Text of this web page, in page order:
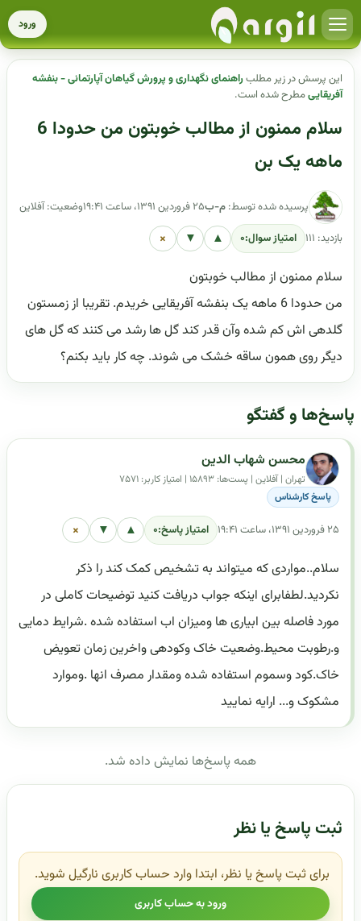
ورود
این پرسش در زیر مطلبراهنمای نگهداری و پرورش گیاهان آپارتمانی - بنفشه
آفریقاییمطرح شده است.
سلام ممنون از مطالب خوبتون من حدودا 6
ماهه یک بن
پرسیده شده توسط: م-ب۲۵ فروردین ۱۳۹۱، ساعت ۱۹:۴۱
وضعیت: آفلاین
بازدید: ۱۱۱
امتیاز سوال:۰ ▲
▼
×
سلام ممنون از مطالب خوبتون
من حدودا 6 ماهه یک بنفشه آفریقایی خریدم. تقریبا از زمستون
گلدهی اش کم شده وآن قدر کند گل ها رشد می کنند که گل های
دیگر روی همون ساقه خشک می شوند. چه کار باید بکنم؟
پاسخ‌ها و گفتگو
محسن شهاب الدین
تهران | آفلاین | پست‌ها: ۱۵۸۹۳ | امتیاز کاربر: ۷۵۷۱
پاسخ کارشناس
۲۵ فروردین ۱۳۹۱، ساعت ۱۹:۴۱ امتیاز پاسخ:۰ ▲
▼
×
سلام..مواردی که میتواند به تشخیص کمک کند را ذکر
نکردید.لطفابرای اینکه جواب دریافت کنید توضیحات کاملی در
مورد فاصله بین ابیاری ها ومیزان اب استفاده شده .شرایط دمایی
و.رطوبت محیط.وضعیت خاک وکودهی واخرین زمان تعویض
خاک.کود وسموم استفاده شده ومقدار مصرف انها .وموارد
مشکوک و... ارایه نمایید
همه پاسخ‌ها نمایش داده شد.
ثبت پاسخ یا نظر
برای ثبت پاسخ یا نظر، ابتدا وارد حساب کاربری نارگیل شوید.
ورود به حساب کاربری